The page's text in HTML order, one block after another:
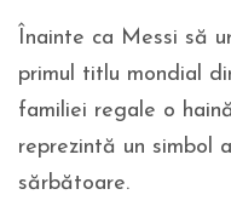
Înainte ca Messi să
primul titlu mondial
familiei regale o
reprezintă un simbol
sărbătoare.